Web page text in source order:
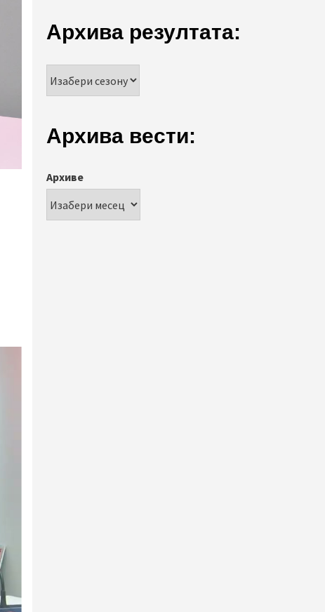
Архива резултата:
Архива вести:
Архиве